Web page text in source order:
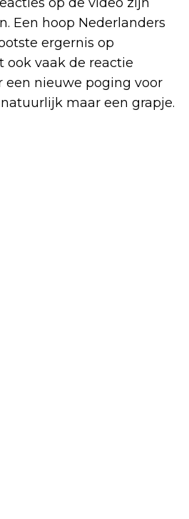
Een hoop Nederlanders
ergernis op
ook vaak de reactie
een nieuwe poging voor
maar een grapje.